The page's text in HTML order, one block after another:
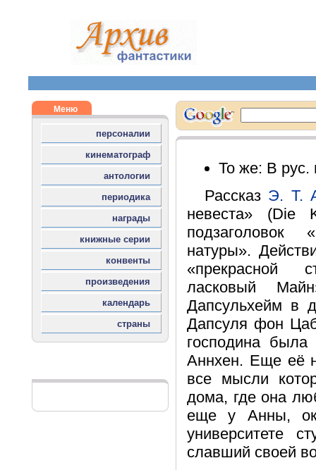
То же: В рус.
Рассказ Э. Т.
невеста» (Die
подзаголовок
натуры».
«прекрасной
ласковый
Дапсульхейм в
Дапсуля фон
господина
Аннхен. Еще её
все мысли
дома, где она
еще у Анны,
университете
славший своей